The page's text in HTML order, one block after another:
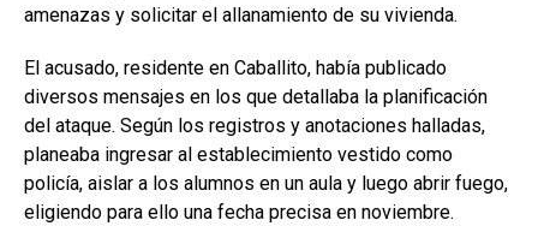
amenazas y solicitar el allanamiento de su vivienda.
El acusado, residente en Caballito, había publicado
diversos mensajes en los que detallaba la planificación
del ataque. Según los registros y anotaciones halladas,
planeaba ingresar al establecimiento vestido como
policía, aislar a los alumnos en un aula y luego abrir fuego,
eligiendo para ello una fecha precisa en noviembre.